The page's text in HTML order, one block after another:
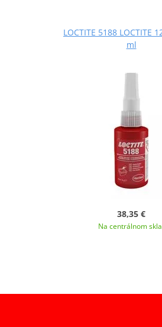
LOCTITE 5188 LOCTITE
ml
38,35 €
Na centrálnom